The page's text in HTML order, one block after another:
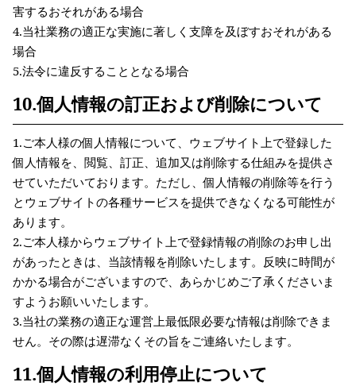
害するおそれがある場合
4.当社業務の適正な実施に著しく支障を及ぼすおそれがある
場合
5.法令に違反することとなる場合
10.個人情報の訂正および削除について
1.ご本人様の個人情報について、ウェブサイト上で登録した
個人情報を、閲覧、訂正、追加又は削除する仕組みを提供さ
せていただいております。ただし、個人情報の削除等を行う
とウェブサイトの各種サービスを提供できなくなる可能性が
あります。
2.ご本人様からウェブサイト上で登録情報の削除のお申し出
があったときは、当該情報を削除いたします。反映に時間が
かかる場合がございますので、あらかじめご了承くださいま
すようお願いいたします。
3.当社の業務の適正な運営上最低限必要な情報は削除できま
せん。その際は遅滞なくその旨をご連絡いたします。
11.個人情報の利用停止について